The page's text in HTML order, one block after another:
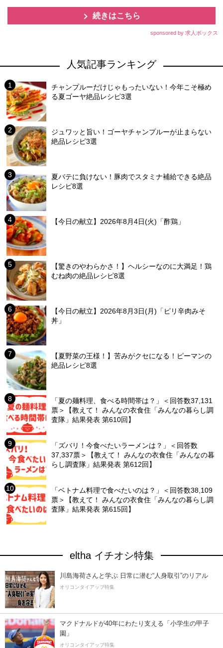
続きはこちら
sponsored by 求人ボックス
人気記事ランキング
チャンプルーだけじゃもったいない！今年こそ極め
る夏ゴーヤ絶品レシピ3選
ジュワッと旨い！ゴーヤチャンプルーが止まらない
絶品レシピ3選
夏バテに負けない！豚肉でスタミナ補給できる絶品
レシピ8選
【今日の献立】2026年8月4日(火)「酢鶏」
【驚きのやわらかさ！】ヘルシーなのに大満足！鶏
むね肉の絶品レシピ8選
【今日の献立】2026年8月3日(月)「ピリ辛肉みそ
丼」
【夏野菜の王様！】苦みがクセになる！ピーマンの
絶品レシピ8選
「夏の麺料理、食べる時間帯は？」＜回答数37,131
票＞【教えて！ みんなの衣食住「みんなの暮らし調
査隊」結果発表 第610回】
「ズバリ！今食べたいラーメンは？」＜回答数
37,337票＞【教えて！ みんなの衣食住「みんなの暮
らし調査隊」結果発表 第612回】
「ベトナム料理で食べたいのは？」＜回答数38,109
票＞【教えて！ みんなの衣食住「みんなの暮らし調
査隊」結果発表 第615回】
eltha イチオシ特集
川島海荷さんと学ぶ 日常に潜む“人身取引”のリアル
オリコンタイアップ特集
マクドナルドが40年にわたり支える「小学生の甲子
園」
オリコンタイアップ特集